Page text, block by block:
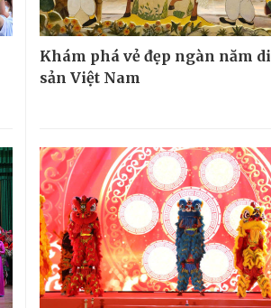
Khám phá vẻ đẹp ngàn năm di
sản Việt Nam